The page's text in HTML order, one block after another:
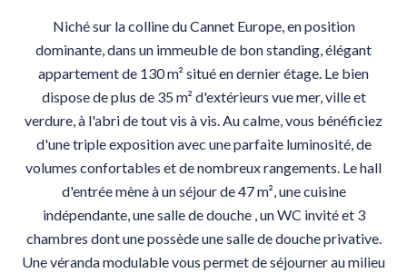
Niché sur la colline du Cannet Europe, en position
dominante, dans un immeuble de bon standing, élégant
appartement de 130 m² situé en dernier étage. Le bien
dispose de plus de 35 m² d'extérieurs vue mer, ville et
verdure, à l'abri de tout vis à vis. Au calme, vous bénéficiez
d'une triple exposition avec une parfaite luminosité, de
volumes confortables et de nombreux rangements. Le hall
d'entrée mène à un séjour de 47 m², une cuisine
indépendante, une salle de douche , un WC invité et 3
chambres dont une possède une salle de douche privative.
Une véranda modulable vous permet de séjourner au milieu